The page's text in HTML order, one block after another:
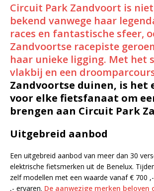
Circuit Park Zandvoort is
bekend vanwege haar
races en fantastische sfeer,
Zandvoortse racepiste
haar unieke ligging. Met het
vlakbij en een
Zandvoortse duinen, is het
voor elke fietsfanaat om
brengen aan Circuit Park
Uitgebreid aanbod
Een uitgebreid aanbod van meer dan 30
elektrische fietsmerken uit de Benelux.
zelf modellen met een waarde vanaf € 700
,- ervaren. De aanwezige merken